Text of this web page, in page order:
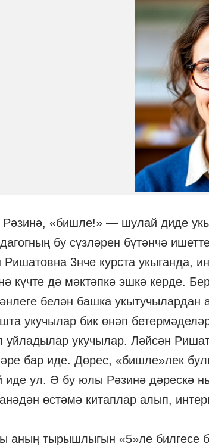
Рәзинә, «бишле!» — шулай диде
бу сүзләрен бүтәнчә
Ришатовна 3нче курста укыганда,
күчте дә мәктәпкә эшкә керде.
белән башка
укучылар бик өнәп
уйладылар укучылар. Ләйсән
бар иде. Дөрес, «бишле»лек
иде ул. Ә бу юлы Рәзинә дәрескә
өстәмә китаплар алып,
аның тырышлыгын «5»ле билгесе